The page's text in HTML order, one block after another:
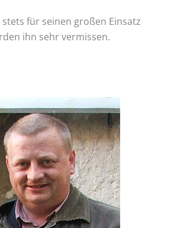
für seinen großen Einsatz
ihn sehr vermissen.